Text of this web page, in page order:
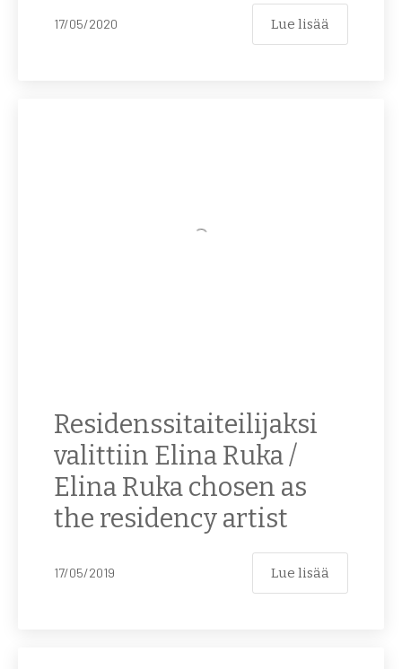
17/05/2020 Lue lisää
Residenssitaiteilijaksi
valittiin Elina Ruka /
Elina Ruka chosen as
the residency artist
17/05/2019 Lue lisää